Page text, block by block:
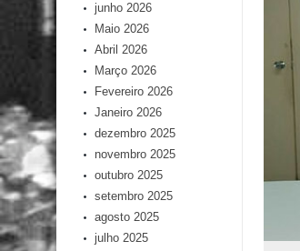
junho 2026
Maio 2026
Abril 2026
Março 2026
Fevereiro 2026
Janeiro 2026
dezembro 2025
novembro 2025
outubro 2025
setembro 2025
agosto 2025
julho 2025